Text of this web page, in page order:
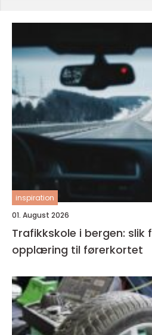
inspiration
01. August 2026
Trafikkskole i bergen: slik
opplæring til førerkortet